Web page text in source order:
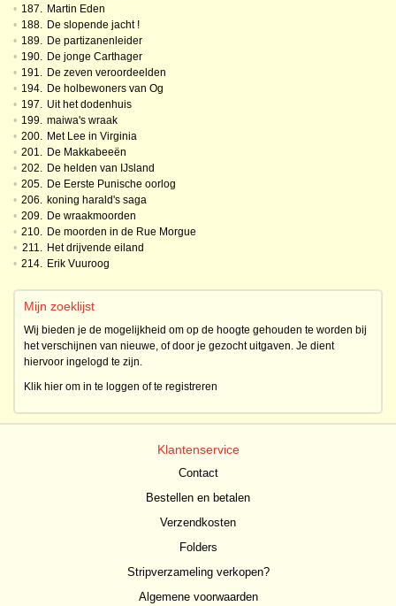
• 187. Martin Eden
• 188. De slopende jacht !
• 189. De partizanenleider
• 190. De jonge Carthager
• 191. De zeven veroordeelden
• 194. De holbewoners van Og
• 197. Uit het dodenhuis
• 199. maiwa's wraak
• 200. Met Lee in Virginia
• 201. De Makkabeeën
• 202. De helden van IJsland
• 205. De Eerste Punische oorlog
• 206. koning harald's saga
• 209. De wraakmoorden
• 210. De moorden in de Rue Morgue
• 211. Het drijvende eiland
• 214. Erik Vuuroog
Mijn zoeklijst
Wij bieden je de mogelijkheid om op de hoogte gehouden te worden bij
het verschijnen van nieuwe, of door je gezocht uitgaven. Je dient
hiervoor ingelogd te zijn.
Klik hier om in te loggen of te registreren
Klantenservice
Contact
Bestellen en betalen
Verzendkosten
Folders
Stripverzameling verkopen?
Algemene voorwaarden